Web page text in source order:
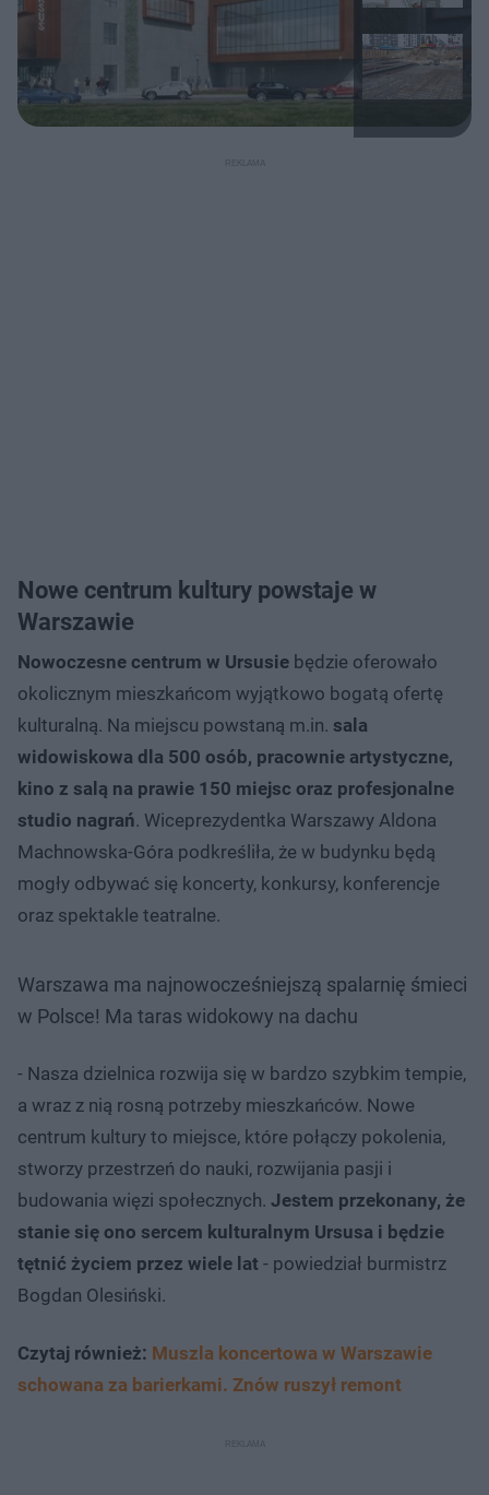
Nowe centrum kultury powstaje w
Warszawie
Nowoczesne centrum w Ursusie będzie oferowało
okolicznym mieszkańcom wyjątkowo bogatą ofertę
kulturalną. Na miejscu powstaną m.in. sala
widowiskowa dla 500 osób, pracownie artystyczne,
kino z salą na prawie 150 miejsc oraz profesjonalne
studio nagrań. Wiceprezydentka Warszawy Aldona
Machnowska-Góra podkreśliła, że w budynku będą
mogły odbywać się koncerty, konkursy, konferencje
oraz spektakle teatralne.
Warszawa ma najnowocześniejszą spalarnię śmieci
w Polsce! Ma taras widokowy na dachu
- Nasza dzielnica rozwija się w bardzo szybkim tempie,
a wraz z nią rosną potrzeby mieszkańców. Nowe
centrum kultury to miejsce, które połączy pokolenia,
stworzy przestrzeń do nauki, rozwijania pasji i
budowania więzi społecznych. Jestem przekonany, że
stanie się ono sercem kulturalnym Ursusa i będzie
tętnić życiem przez wiele lat - powiedział burmistrz
Bogdan Olesiński.
Czytaj również: Muszla koncertowa w Warszawie
schowana za barierkami. Znów ruszył remont